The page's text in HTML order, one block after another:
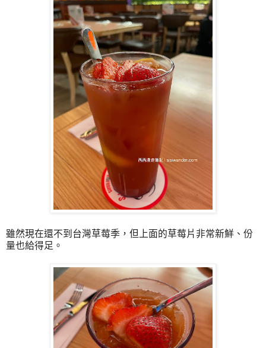
雖然現在還不到台灣草莓季，但上面的草莓片非常新鮮、份
量也給得足。